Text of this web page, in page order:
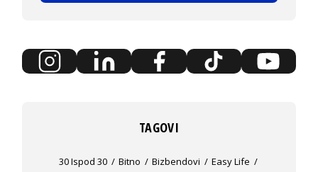
TAGOVI
30 Ispod 30 Bitno Bizbendovi
Easy Life